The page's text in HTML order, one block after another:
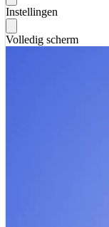
Instellingen
Volledig scherm